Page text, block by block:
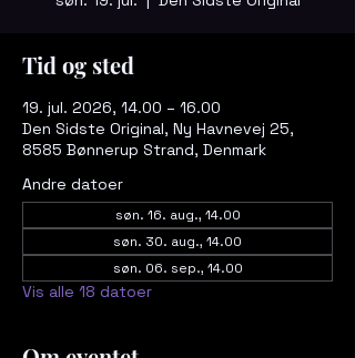
Tid og sted
19. jul. 2026, 14.00 – 16.00
Den Sidste Original, Ny Havnevej 25,
8585 Bønnerup Strand, Denmark
Andre datoer
søn. 16. aug., 14.00
søn. 30. aug., 14.00
søn. 06. sep., 14.00
Vis alle 18 datoer